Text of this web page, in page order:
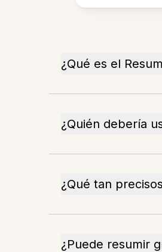
¿Qué es el
¿Quién debería
¿Qué tan
¿Puede resumir